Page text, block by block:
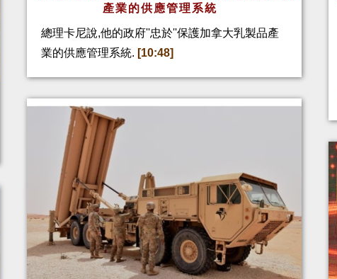
產業的供應管理系統
總理卡尼說,他的政府''忠於''保護加拿大乳製品產
業的供應管理系統. [10:48]